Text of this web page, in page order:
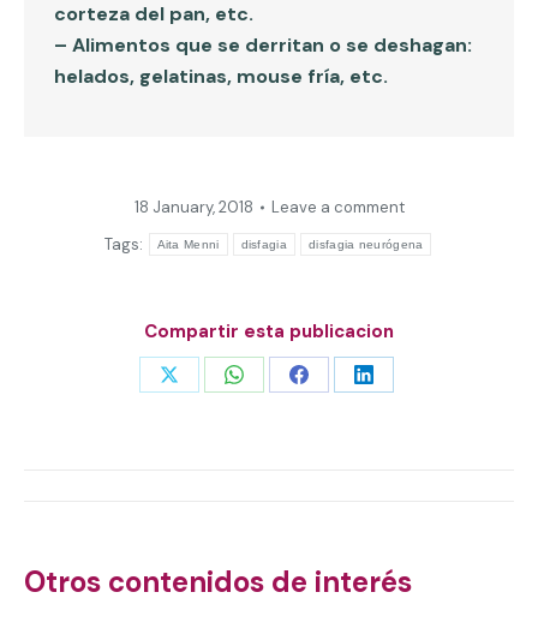
corteza del pan, etc.
– Alimentos que se derritan o se deshagan:
helados, gelatinas, mouse fría, etc.
18 January, 2018
Leave a comment
Tags:
Aita Menni disfagia disfagia neurógena
Compartir esta publicacion
Share Share Share Share
Otros contenidos de interés